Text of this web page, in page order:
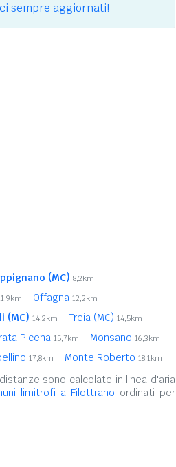
sempre aggiornati!
(MC) 8,2km
Offagna 12,2km
(MC) 14,2km Treia (MC) 14,5km
Picena 15,7km Monsano 16,3km
17,8km Monte Roberto 18,1km
sono calcolate in linea d'aria
limitrofi a Filottrano ordinati per